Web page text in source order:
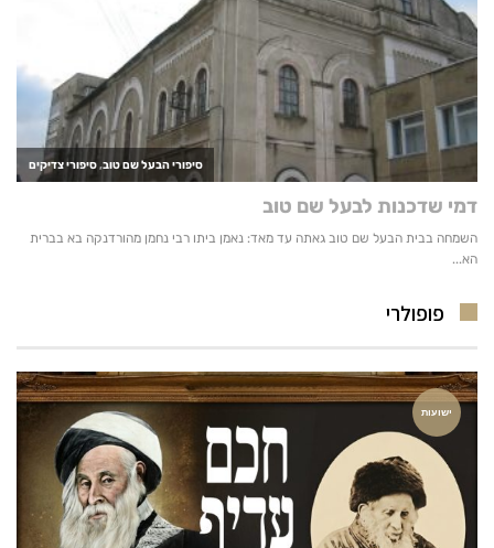
פופולרי
ישועות